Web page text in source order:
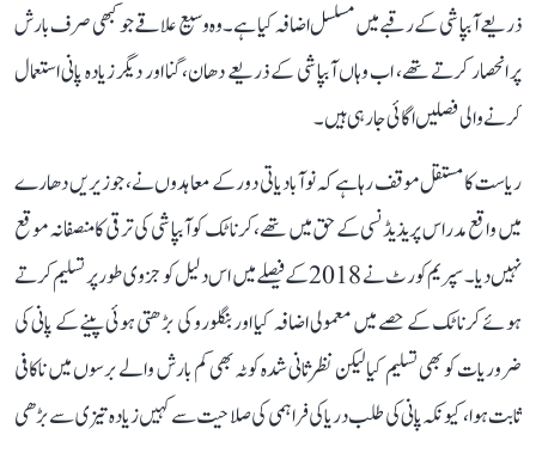
ذریعے آبپاشی کے رقبے میں مسلسل اضافہ کیا ہے۔ وہ وسیع علاقے جو کبھی صرف بارش
پر انحصار کرتے تھے، اب وہاں آبپاشی کے ذریعے دھان، گنا اور دیگر زیادہ پانی استعمال
کرنے والی فصلیں اگائی جا رہی ہیں۔
ریاست کا مستقل موقف رہا ہے کہ نوآبادیاتی دور کے معاہدوں نے، جو زیریں دھارے
میں واقع مدراس پریذیڈنسی کے حق میں تھے، کرناٹک کو آبپاشی کی ترقی کا منصفانہ موقع
نہیں دیا۔ سپریم کورٹ نے 2018 کے فیصلے میں اس دلیل کو جزوی طور پر تسلیم کرتے
ہوئے کرناٹک کے حصے میں معمولی اضافہ کیا اور بنگلورو کی بڑھتی ہوئی پینے کے پانی کی
ضروریات کو بھی تسلیم کیا لیکن نظرثانی شدہ کوٹہ بھی کم بارش والے برسوں میں ناکافی
ثابت ہوا، کیونکہ پانی کی طلب دریا کی فراہمی کی صلاحیت سے کہیں زیادہ تیزی سے بڑھی